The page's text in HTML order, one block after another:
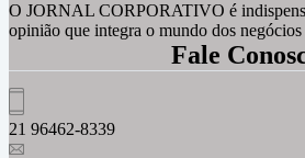
O JORNAL CORPORATIVO é
opinião que integra o mundo dos negócios
Fale
21 96462-8339